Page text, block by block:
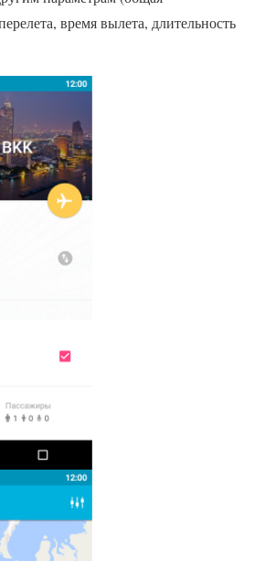
время вылета, длительность